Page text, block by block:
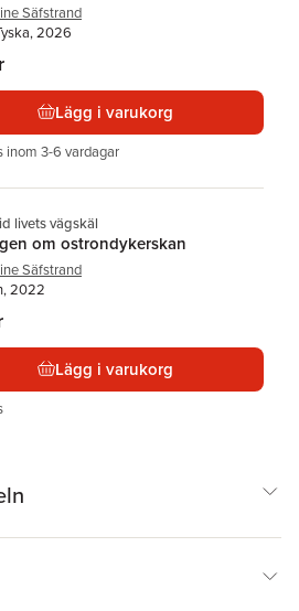
Säfstrand
2026
Lägg i varukorg
inom 3-6 vardagar
livets vägskäl
om ostrondykerskan
Säfstrand
2022
Lägg i varukorg